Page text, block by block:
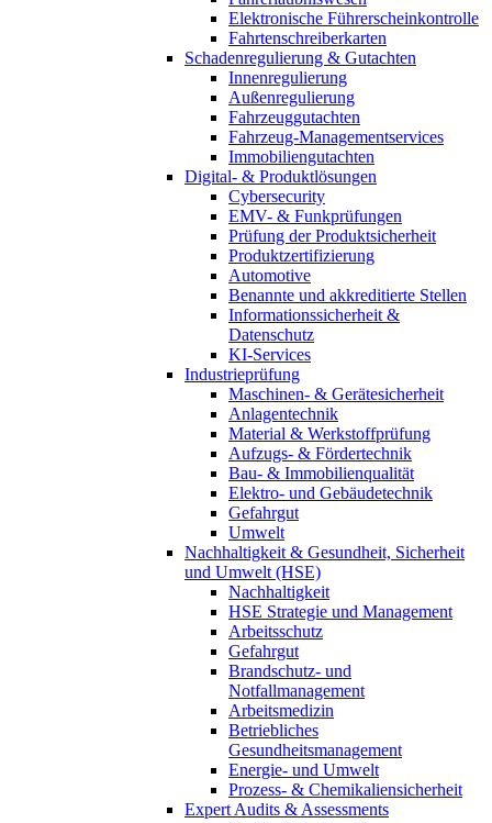
Elektronische Führerscheinkontrolle
Fahrtenschreiberkarten
Schadenregulierung & Gutachten
Innenregulierung
Außenregulierung
Fahrzeuggutachten
Fahrzeug-Managementservices
Immobiliengutachten
Digital- & Produktlösungen
Cybersecurity
EMV- & Funkprüfungen
Prüfung der Produktsicherheit
Produktzertifizierung
Automotive
Benannte und akkreditierte Stellen
Informationssicherheit &
Datenschutz
KI-Services
Industrieprüfung
Maschinen- & Gerätesicherheit
Anlagentechnik
Material & Werkstoffprüfung
Aufzugs- & Fördertechnik
Bau- & Immobilienqualität
Elektro- und Gebäudetechnik
Gefahrgut
Umwelt
Nachhaltigkeit & Gesundheit, Sicherheit
und Umwelt (HSE)
Nachhaltigkeit
HSE Strategie und Management
Arbeitsschutz
Gefahrgut
Brandschutz- und
Notfallmanagement
Arbeitsmedizin
Betriebliches
Gesundheitsmanagement
Energie- und Umwelt
Prozess- & Chemikaliensicherheit
Expert Audits & Assessments